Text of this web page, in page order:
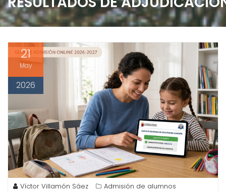
e
n
21
May
2026
Víctor Villamón Sáez
Admisión de alumnos